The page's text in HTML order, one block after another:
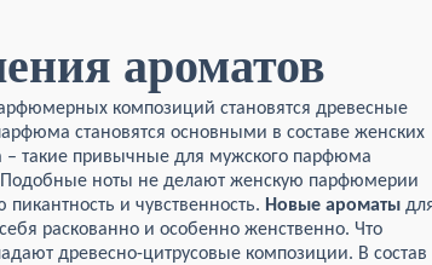
ароматов
композиций становятся древесные
становятся основными в составе женских
– такие привычные для мужского парфюма
ноты не делают женскую парфюмерии
и чувственность. Новые ароматы
раскованно и особенно женственно. Что
древесно-цитрусовые композиции. В состав